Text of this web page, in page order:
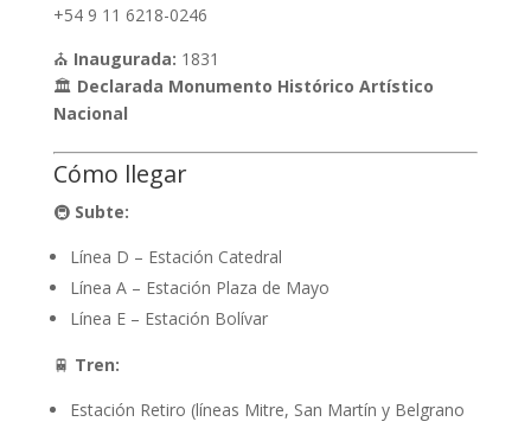
+54 9 11 6218-0246
⛪ Inaugurada: 1831
🏛 Declarada Monumento Histórico Artístico
Nacional
Cómo llegar
🚇 Subte:
Línea D – Estación Catedral
Línea A – Estación Plaza de Mayo
Línea E – Estación Bolívar
🚆 Tren:
Estación Retiro (líneas Mitre, San Martín y Belgrano